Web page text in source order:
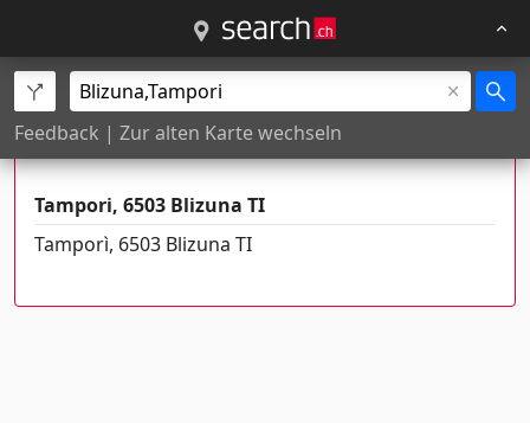
Feedback | Zur alten Karte wechseln
Es gibt mehrere Orte mit diesem
Namen
Tampori, 6503 Blizuna TI
Tamporì, 6503 Blizuna TI